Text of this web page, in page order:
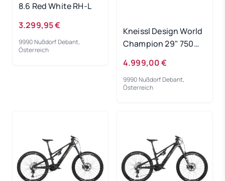
8.6 Red White RH-L
3.299,95 €
9990 Nußdorf Debant,
Österreich
Kneissl Design World
Champion 29" 750Wh
40 cm
4.999,00 €
9990 Nußdorf Debant,
Österreich